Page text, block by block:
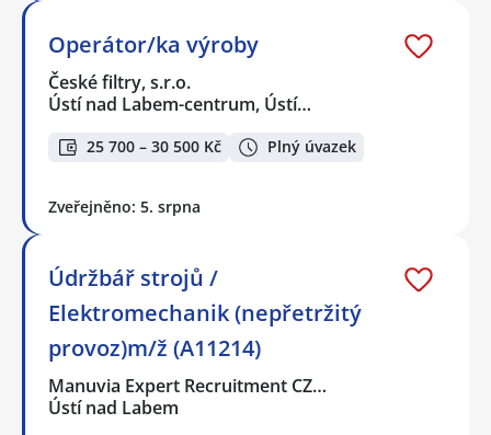
Operátor/ka výroby
České filtry, s.r.o.
Ústí nad Labem-centrum, Ústí…
25 700 – 30 500 Kč Plný úvazek
Zveřejněno: 5. srpna
Údržbář strojů /
Elektromechanik (nepřetržitý
provoz)m/ž (A11214)
Manuvia Expert Recruitment CZ…
Ústí nad Labem